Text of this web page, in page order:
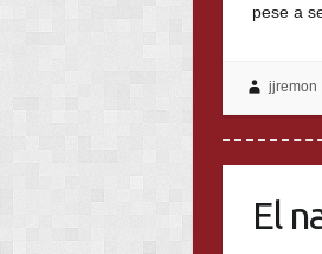
pese a
jjremon
El